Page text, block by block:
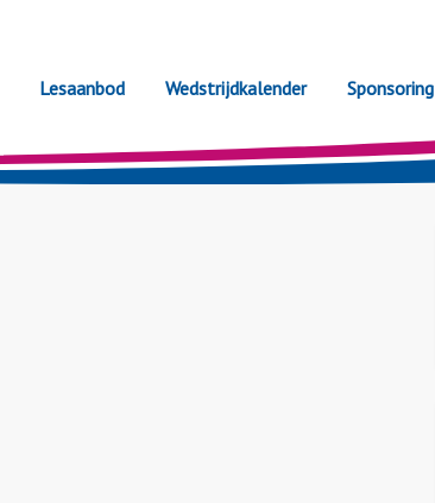
Lesaanbod Wedstrijdkalender Sponsoring